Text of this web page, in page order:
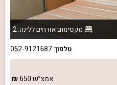
מקסימום אורחים ללינה: 2
טלפון:052-9121687
אמצ״ש650